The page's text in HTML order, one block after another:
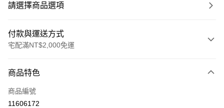
請選擇商品選項
付款與運送方式
宅配滿NT$2,000免運
信用卡一次付款
運送方式
商品特色
商品編號
11606172